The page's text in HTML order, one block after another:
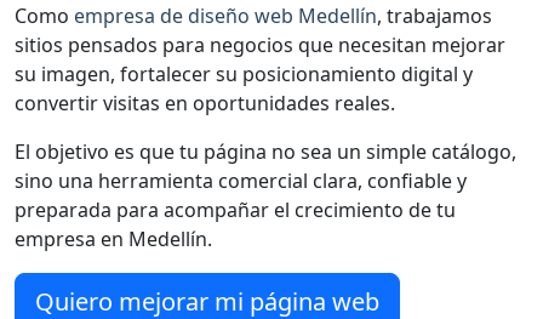
Como empresa de diseño web Medellín, trabajamos
sitios pensados para negocios que necesitan mejorar
su imagen, fortalecer su posicionamiento digital y
convertir visitas en oportunidades reales.
El objetivo es que tu página no sea un simple catálogo,
sino una herramienta comercial clara, confiable y
preparada para acompañar el crecimiento de tu
empresa en Medellín.
Quiero mejorar mi página web